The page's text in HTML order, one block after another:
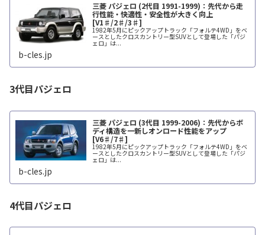
三菱 パジェロ (2代目 1991-1999)：先代から走
行性能・快適性・安全性が大きく向上
[V1♯/2♯/3♯]
1982年5月にピックアップトラック「フォルテ4WD」をベ
ースとしたクロスカントリー型SUVとして登場した「パジ
ェロ」は...
b-cles.jp
3代目パジェロ
三菱 パジェロ (3代目 1999-2006)：先代からボ
ディ構造を一新しオンロード性能をアップ
[V6♯/7♯]
1982年5月にピックアップトラック「フォルテ4WD」をベ
ースとしたクロスカントリー型SUVとして登場した「パジ
ェロ」は...
b-cles.jp
4代目パジェロ